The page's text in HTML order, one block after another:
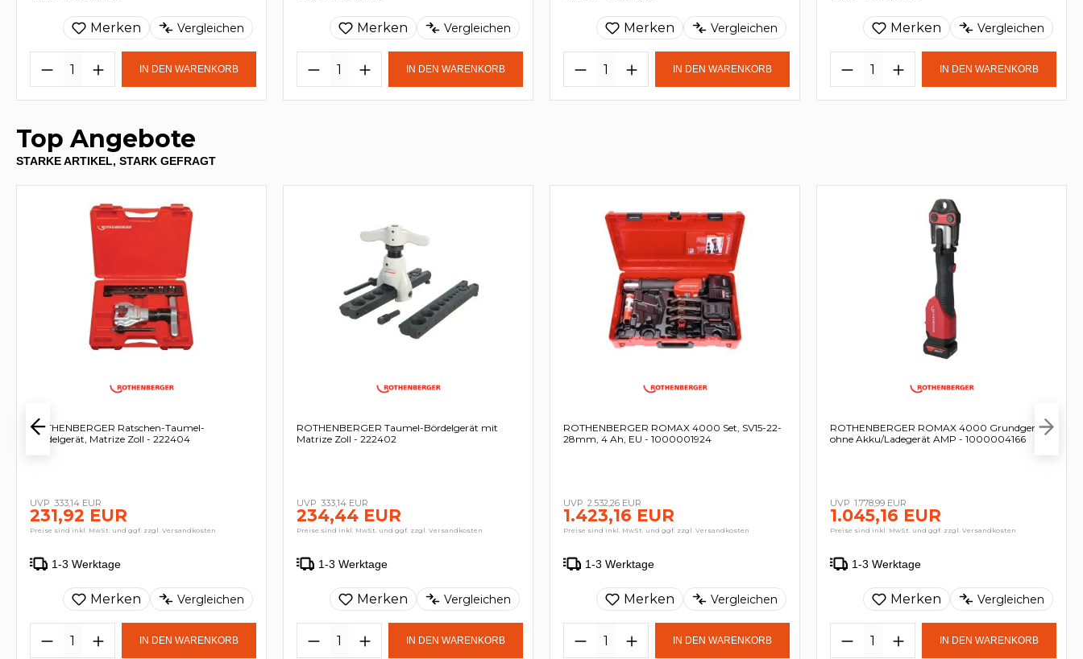
Merken Vergleichen
IN DEN WARENKORB
Merken Vergleichen
IN DEN WARENKORB
Merken Vergleichen
IN DEN WARENKORB
Merken Vergleichen
IN DEN WARENKORB
Top Angebote
STARKE ARTIKEL, STARK GEFRAGT
ROTHENBERGER Ratschen-Taumel-
Bördelgerät, Matrize Zoll - 222404
333,14 EUR
231,92 EUR
Preise sind inkl. MwSt. und ggf. zzgl. Versandkosten
1-3 Werktage
Merken Vergleichen
IN DEN WARENKORB
ROTHENBERGER Taumel-Bördelgerät mit
Matrize Zoll - 222402
333,14 EUR
234,44 EUR
Preise sind inkl. MwSt. und ggf. zzgl. Versandkosten
1-3 Werktage
Merken Vergleichen
IN DEN WARENKORB
ROTHENBERGER ROMAX 4000 Set, SV15-22-
28mm, 4 Ah, EU - 1000001924
2.532,26 EUR
1.423,16 EUR
Preise sind inkl. MwSt. und ggf. zzgl. Versandkosten
1-3 Werktage
Merken Vergleichen
IN DEN WARENKORB
ROTHENBERGER ROMAX 4000 Grundgerät
ohne Akku/Ladegerät AMP - 1000004166
1.778,99 EUR
1.045,16 EUR
Preise sind inkl. MwSt. und ggf. zzgl. Versandkosten
1-3 Werktage
Merken Vergleichen
IN DEN WARENKORB